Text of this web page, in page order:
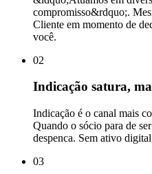
compromisso&rdquo;.
Cliente em momento de
você.
02
Indicação satura,
Indicação é o canal mais
Quando o sócio para de
despenca. Sem ativo
03